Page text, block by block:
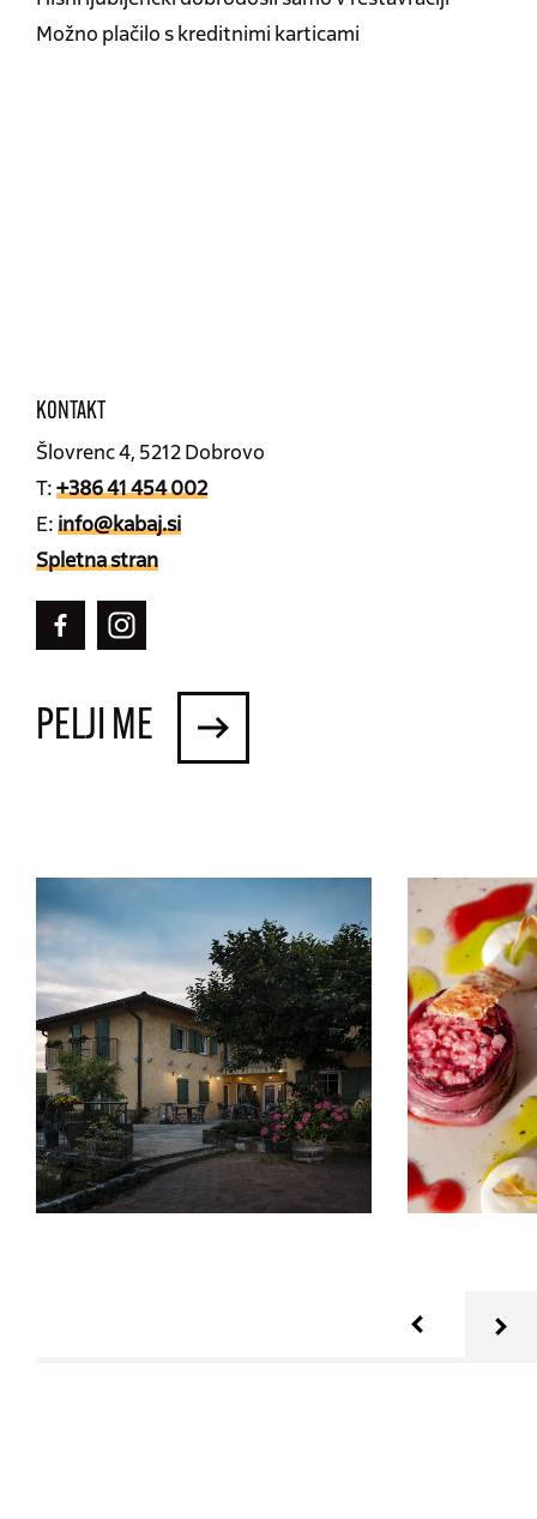
Možno plačilo s kreditnimi karticami
KONTAKT
Šlovrenc 4, 5212 Dobrovo
T:+386 41 454 002
E:info@kabaj.si
Spletna stran
PELJI ME